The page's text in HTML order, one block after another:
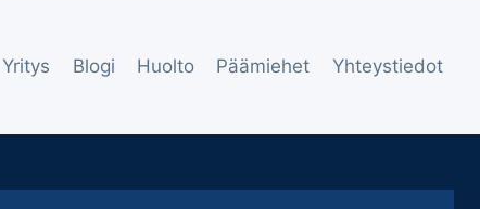
Yritys Blogi Huolto Päämiehet Yhteystiedot